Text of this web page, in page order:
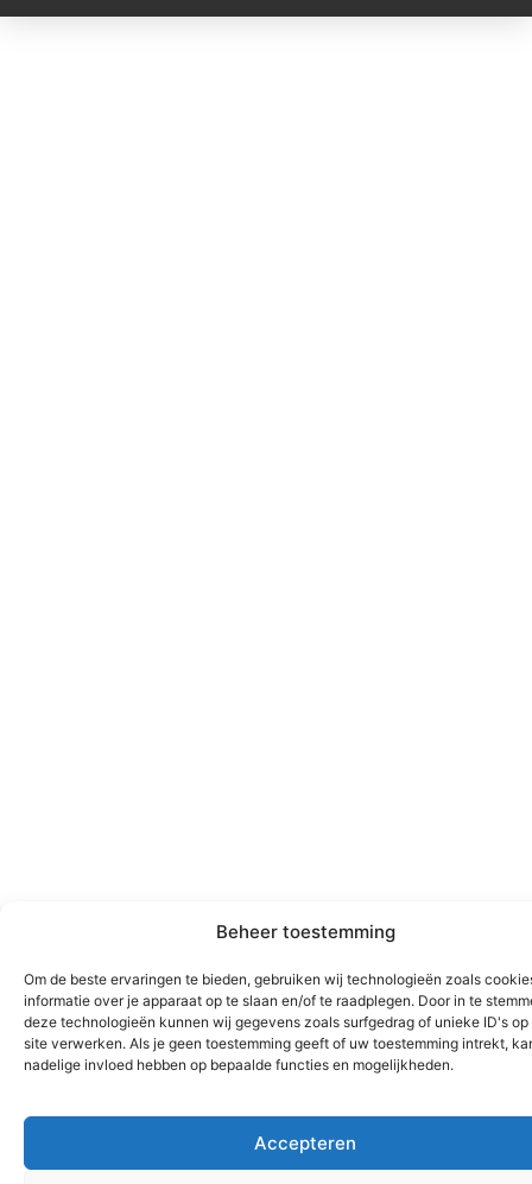
Beheer toestemming
Om de beste ervaringen te bieden, gebruiken wij technologieën zoals
informatie over je apparaat op te slaan en/of te raadplegen. Door in te
deze technologieën kunnen wij gegevens zoals surfgedrag of unieke ID's op
site verwerken. Als je geen toestemming geeft of uw toestemming intrekt,
nadelige invloed hebben op bepaalde functies en mogelijkheden.
Accepteren